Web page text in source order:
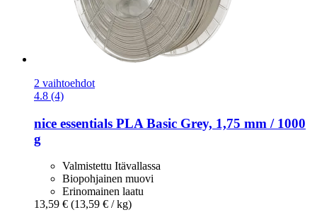
2 vaihtoehdot
4.8 (4)
nice essentials PLA Basic Grey, 1,75 mm / 1000
g
Valmistettu Itävallassa
Biopohjainen muovi
Erinomainen laatu
13,59 € (13,59 € / kg)